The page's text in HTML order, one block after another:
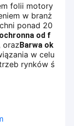
folii motory
w branż
ponad 20
od f
orazBarwa ok
w celu
rynków ś
łańcuchu
z poliuretanu
w szereg
są